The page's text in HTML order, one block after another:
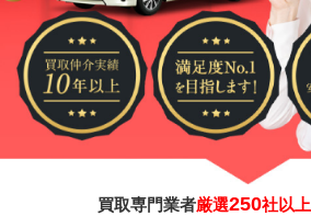
買取専門業者厳選250社以上